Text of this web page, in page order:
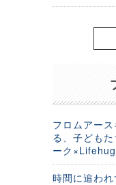
フロムアー
る、子ども
ーク
時間に追わ